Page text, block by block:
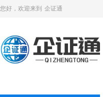
您好，欢迎来到 企证通